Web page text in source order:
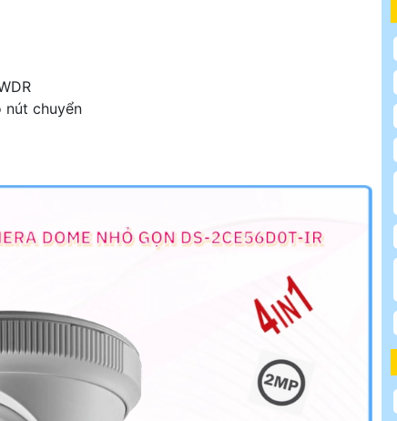
nút chuyển